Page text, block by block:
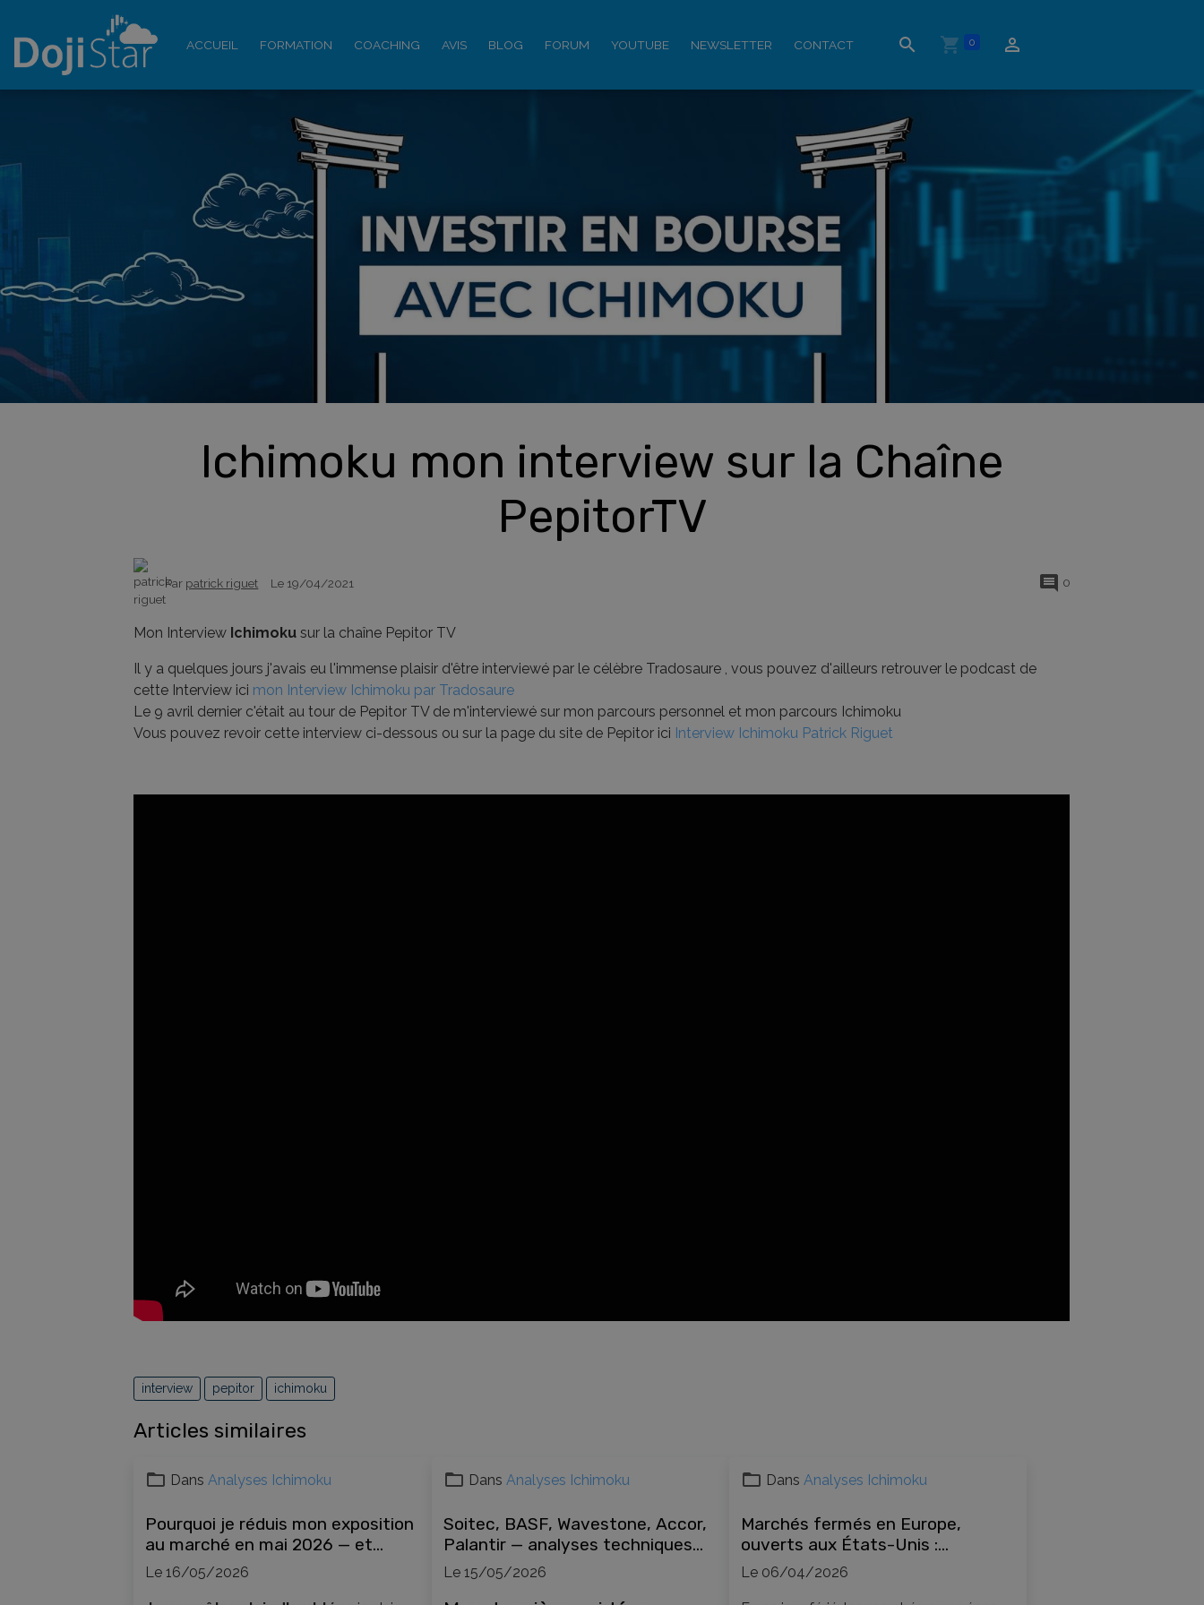
ACCUEIL FORMATION COACHING AVIS BLOG FORUM YOUTUBE NEWSLETTER CONTACT 0
Ichimoku mon interview sur la Chaîne
PepitorTV
Par patrick riguet Le 19/04/2021 0
Mon Interview Ichimokusur la chaîne Pepitor TV
Il y a quelques jours j'avais eu l'immense plaisir d'être interviewé par le célèbre Tradosaure , vous pouvez d'ailleurs retrouver le podcast de
cette Interview ici mon Interview Ichimoku par Tradosaure
Le 9 avril dernier c'était au tour de Pepitor TV de m'interviewé sur mon parcours personnel et mon parcours Ichimoku
Vous pouvez revoir cette interview ci-dessous ou sur la page du site de Pepitor ici Interview Ichimoku Patrick Riguet
interview pepitor ichimoku
Articles similaires
Dans Analyses Ichimoku
Pourquoi je réduis mon exposition
au marché en mai 2026 — et
comment l'Ichimoku guide mes
décisions
Le 16/05/2026
Dans Analyses Ichimoku
Soitec, BASF, Wavestone, Accor,
Palantir — analyses techniques
Ichimoku semaine du 6 mai 2026
Le 15/05/2026
Dans Analyses Ichimoku
Marchés fermés en Europe,
ouverts aux États-Unis :
patienter et en profiter pour
progresser en bourse
Le 06/04/2026